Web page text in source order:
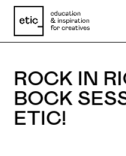
Nome
Email
ROCK IN
BOCK
ETIC!